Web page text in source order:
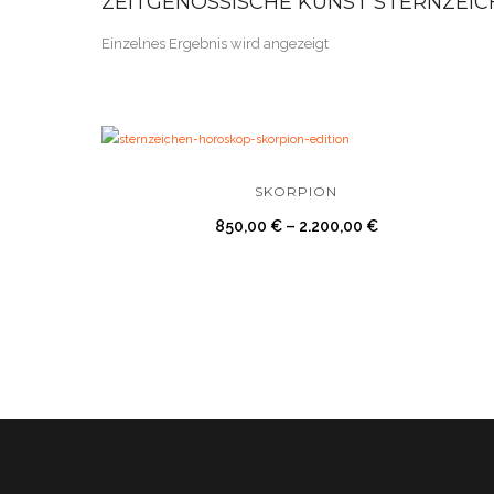
Einzelnes Ergebnis wird angezeigt
SKORPION
850,00 €– 2.200,00 €